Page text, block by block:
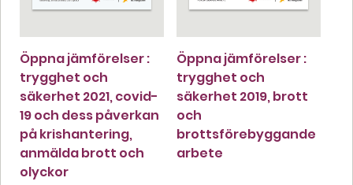
Öppna jämförelser :
trygghet och
säkerhet 2021, covid-
19 och dess påverkan
på krishantering,
anmälda brott och
olyckor
Öppna jämförelser :
trygghet och
säkerhet 2019, brott
och
brottsförebyggande
arbete